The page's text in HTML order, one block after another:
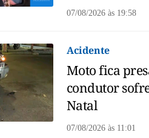
07/08/2026 às19:58
Acidente
Moto fica
condutor
Natal
07/08/2026 às11:01